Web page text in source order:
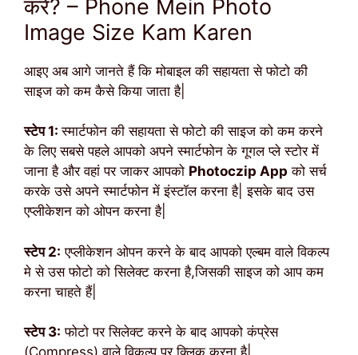
करें? – Phone Mein Photo
Image Size Kam Karen
आइए अब आगे जानते हैं कि मोबाइल की सहायता से फोटो की
साइज को कम कैसे किया जाता है|
स्टेप 1:स्मार्टफोन की सहायता से फोटो की साइज को कम करने
के लिए सबसे पहले आपको अपने स्मार्टफोन के गूगल प्ले स्टोर में
जाना है और वहां पर जाकर आपको Photoczip App को सर्च
करके उसे अपने स्मार्टफोन में इंस्टॉल करना है| इसके बाद उस
एप्लीकेशन को ओपन करना है|
स्टेप 2: एप्लीकेशन ओपन करने के बाद आपको एल्बम वाले विकल्प
मे से उस फोटो को सिलेक्ट करना है,जिसकी साइज को आप कम
करना चाहते हैं|
स्टेप 3: फोटो पर सिलेक्ट करने के बाद आपको कंप्रेस